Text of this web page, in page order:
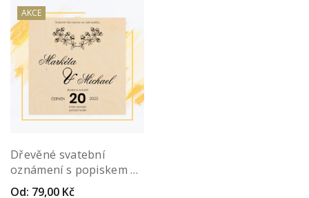
AKCE
Dřevěné svatební
oznámení s popiskem –
Elegans
Od: 79,00 Kč